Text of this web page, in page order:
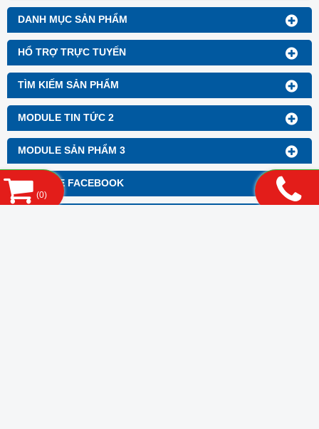
DANH MỤC SẢN PHẨM
HỔ TRỢ TRỰC TUYẾN
TÌM KIẾM SẢN PHẨM
MODULE TIN TỨC 2
MODULE SẢN PHẨM 3
FANPAGE FACEBOOK
(0)